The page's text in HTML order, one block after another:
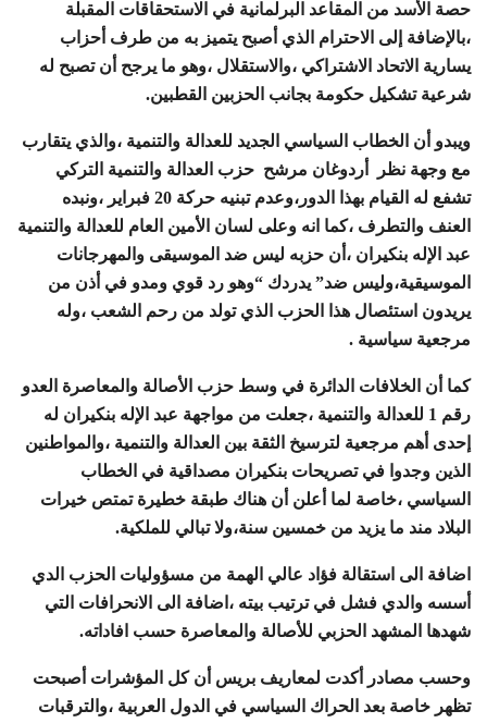
حصة الأسد من المقاعد البرلمانية في الاستحقاقات المقبلة
،بالإضافة إلى الاحترام الذي أصبح يتميز به من طرف أحزاب
يسارية الاتحاد الاشتراكي ،والاستقلال ،وهو ما يرجح أن تصبح له
شرعية تشكيل حكومة بجانب الحزبين القطبين.
ويبدو أن الخطاب السياسي الجديد للعدالة والتنمية ،والذي يتقارب
مع وجهة نظر أردوغان مرشح حزب العدالة والتنمية التركي
تشفع له القيام بهذا الدور،وعدم تبنيه حركة 20 فبراير ،ونبده
العنف والتطرف ،كما انه وعلى لسان الأمين العام للعدالة والتنمية
عبد الإله بنكيران ،أن حزبه ليس ضد الموسيقى والمهرجانات
الموسيقية،وليس ضد” يدردك “وهو رد قوي ومدو في أذن من
يريدون استئصال هذا الحزب الذي تولد من رحم الشعب ،وله
مرجعية سياسية .
كما أن الخلافات الدائرة في وسط حزب الأصالة والمعاصرة العدو
رقم 1 للعدالة والتنمية ،جعلت من مواجهة عبد الإله بنكيران له
إحدى أهم مرجعية لترسيخ الثقة بين العدالة والتنمية ،والمواطنين
الذين وجدوا في تصريحات بنكيران مصداقية في الخطاب
السياسي ،خاصة لما أعلن أن هناك طبقة خطيرة تمتص خيرات
البلاد مند ما يزيد من خمسين سنة،ولا تبالي للملكية.
اضافة الى استقالة فؤاد عالي الهمة من مسؤوليات الحزب الدي
أسسه والدي فشل في ترتيب بيته ،اضافة الى الانحرافات التي
شهدها المشهد الحزبي للأصالة والمعاصرة حسب افاداته.
وحسب مصادر أكدت لمعاريف بريس أن كل المؤشرات أصبحت
تظهر خاصة بعد الحراك السياسي في الدول العربية ،والترقبات